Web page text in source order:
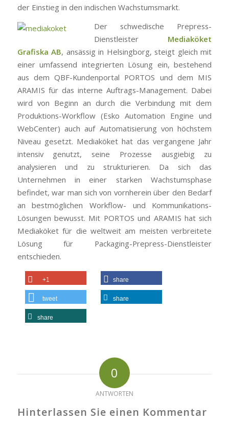
der Einstieg in den indischen Wachstumsmarkt.
Der schwedische Prepress-
Dienstleister Mediaköket
Grafiska AB, ansässig in Helsingborg, steigt gleich mit
einer umfassend integrierten Lösung ein, bestehend
aus dem QBF-Kundenportal PORTOS und dem MIS
ARAMIS für das interne Auftrags-Management. Dabei
wird von Beginn an durch die Verbindung mit dem
Produktions-Workflow (Esko Automation Engine und
WebCenter) auch auf Automatisierung von höchstem
Niveau gesetzt. Mediaköket hat das vergangene Jahr
intensiv genutzt, seine Prozesse ausgiebig zu
analysieren und zu strukturieren. Da sich das
Unternehmen in einer starken Wachstumsphase
befindet, war man sich von vornherein über den Bedarf
an bestmöglichen Workflow- und Kommunikations-
Lösungen bewusst. Mit PORTOS und ARAMIS hat sich
Mediaköket für die weltweit am meisten verbreitete
Lösung für Packaging-Prepress-Dienstleister
entschieden.
+1 share
tweet share
share
0
ANTWORTEN
Hinterlassen Sie einen Kommentar